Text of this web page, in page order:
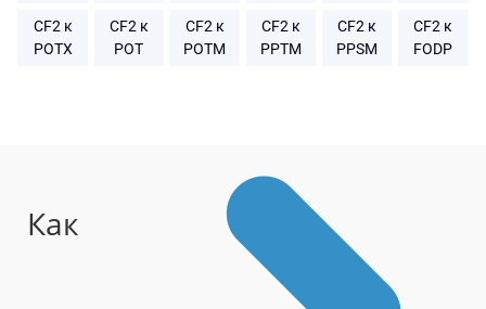
CF2 к
POTX
CF2 к
POT
CF2 к
POTM
CF2 к
PPTM
CF2 к
PPSM
CF2 к
FODP
Как